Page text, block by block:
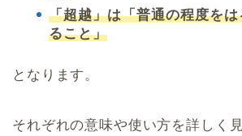
「超越」は「普通の程度を
ること」
となります。
それぞれの意味や使い方を詳しく